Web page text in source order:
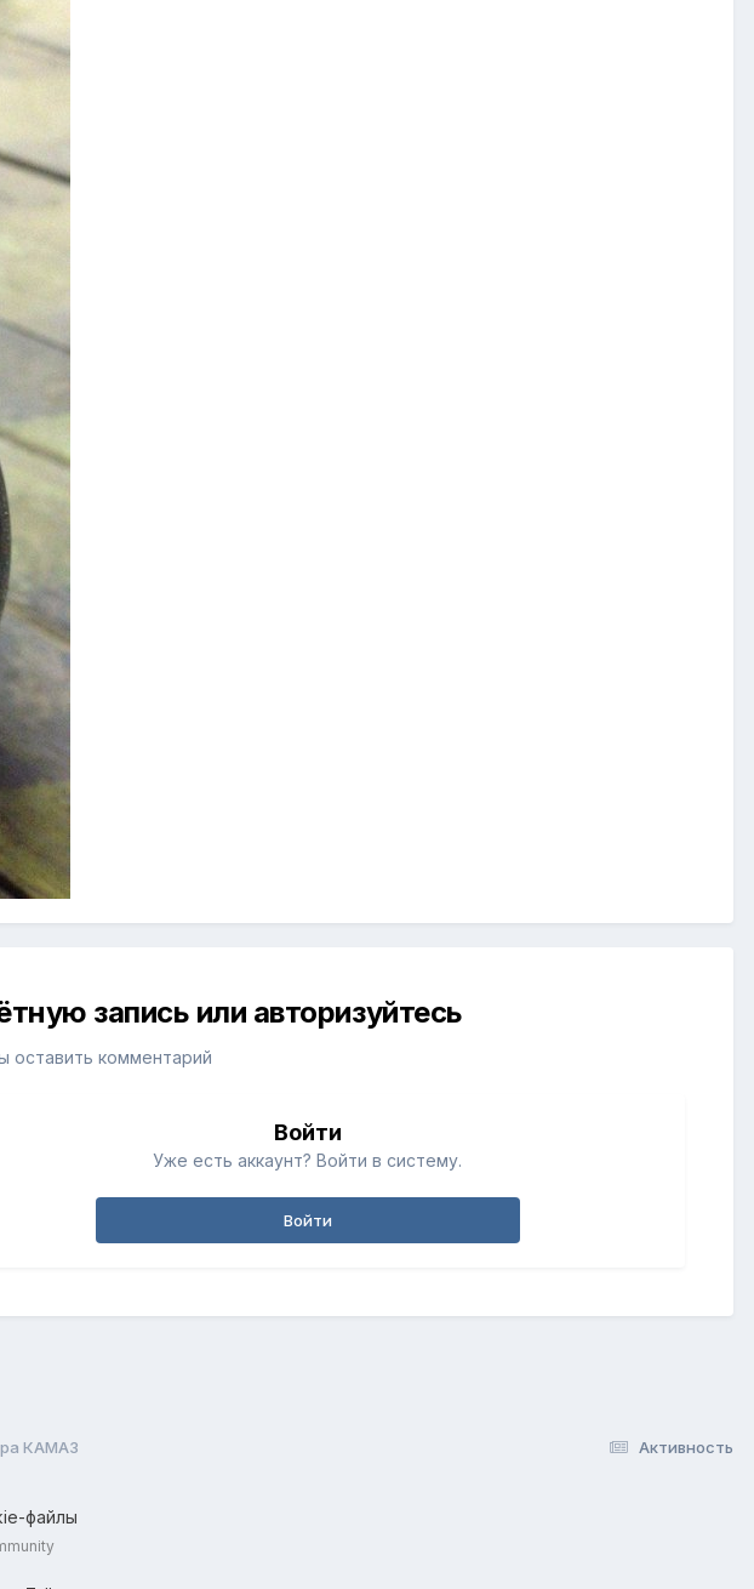
запись или авторизуйтесь
оставить комментарий
Войти
Уже есть аккаунт? Войти в систему.
Войти
Активность
КАМАЗ
файлы